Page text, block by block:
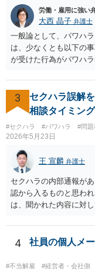
お伺いして、法的に正
これらに該当するかど
応が必要です。客観的
場合には、労務管理と
じた弁護士等に相談し
上で、今後の対応を検
労働・雇用に強い
大西 晶子 弁護士
一般論として、パワハ
は、少なくとも以下の
が受けた行為がパワハ
と主張できるか。 ③：
を患ったと主張でき
度充実しているか。 ⑤
うなものはあるか。 ①
方に対して損害賠償等
り、交渉のみで妥協べ
うかを検討することに
うなものがあれば（⑤
も、併せて請求するこ
を検討する余地があり
的な説明にとどまり申
労働トラブルをご自身
すので、弁護士への相
3
セクハラ誤解
相談タイミング
#セクハラ #パワハラ #問
2026年5月23日
王 宣麟 弁護士
セクハラの内部通報が
認から入るものと思わ
は、聞かれた内容に対
会社側でセクハラの事
導だけでなく、懲戒処
いのではないかと思い
4 社員の個人メ
#不当解雇 #経営者・会社側